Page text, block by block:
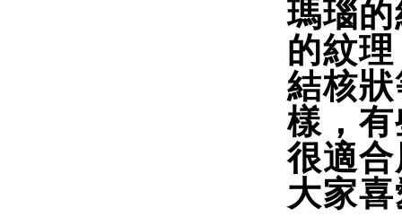
瑪瑙
的紋
結核
樣，
很適
大家